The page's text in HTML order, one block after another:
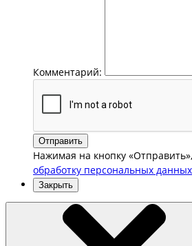
Комментарий:
Отправить
Нажимая на кнопку
обработку персональных
Закрыть